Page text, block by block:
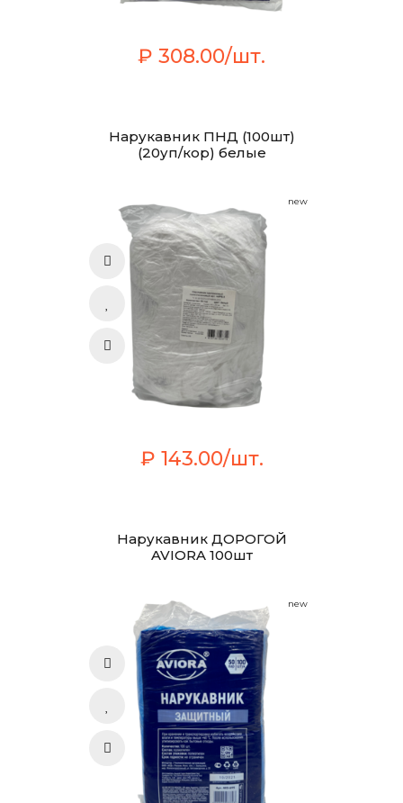
₽ 308.00/шт.
Нарукавник ПНД (100шт)
(20уп/кор) белые
new
₽ 143.00/шт.
Нарукавник ДОРОГОЙ
AVIORA 100шт
new